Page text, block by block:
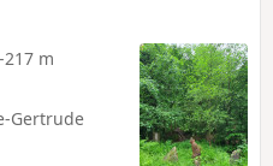
-217 m
Gertrude